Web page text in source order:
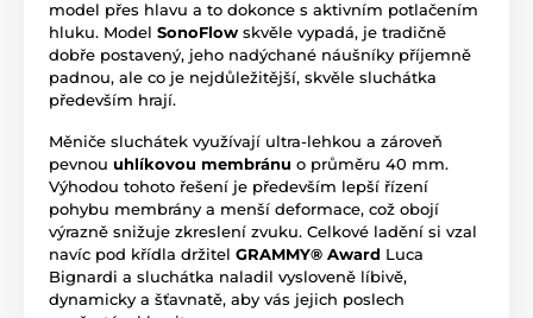
model přes hlavu a to dokonce s aktivním potlačením
hluku. Model SonoFlow skvěle vypadá, je tradičně
dobře postavený, jeho nadýchané náušníky příjemně
padnou, ale co je nejdůležitější, skvěle sluchátka
především hrají.
Měniče sluchátek využívají ultra-lehkou a zároveň
pevnou uhlíkovou membránu o průměru 40 mm.
Výhodou tohoto řešení je především lepší řízení
pohybu membrány a menší deformace, což obojí
výrazně snižuje zkreslení zvuku. Celkové ladění si vzal
navíc pod křídla držitel GRAMMY® Award Luca
Bignardi a sluchátka naladil vysloveně líbivě,
dynamicky a šťavnatě, aby vás jejich poslech